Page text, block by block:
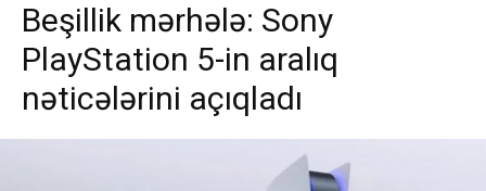
Beşillik mərhələ: Sony
PlayStation 5-in aralıq
nəticələrini açıqladı